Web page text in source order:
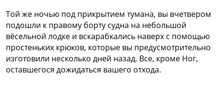
Той же ночью под прикрытием тумана, вы вчетвером
подошли к правому борту судна на небольшой
вёсельной лодке и вскарабкались наверх с помощью
простеньких крюков, которые вы предусмотрительно
изготовили несколько дней назад. Все, кроме Ног,
оставшегося дожидаться вашего отхода.